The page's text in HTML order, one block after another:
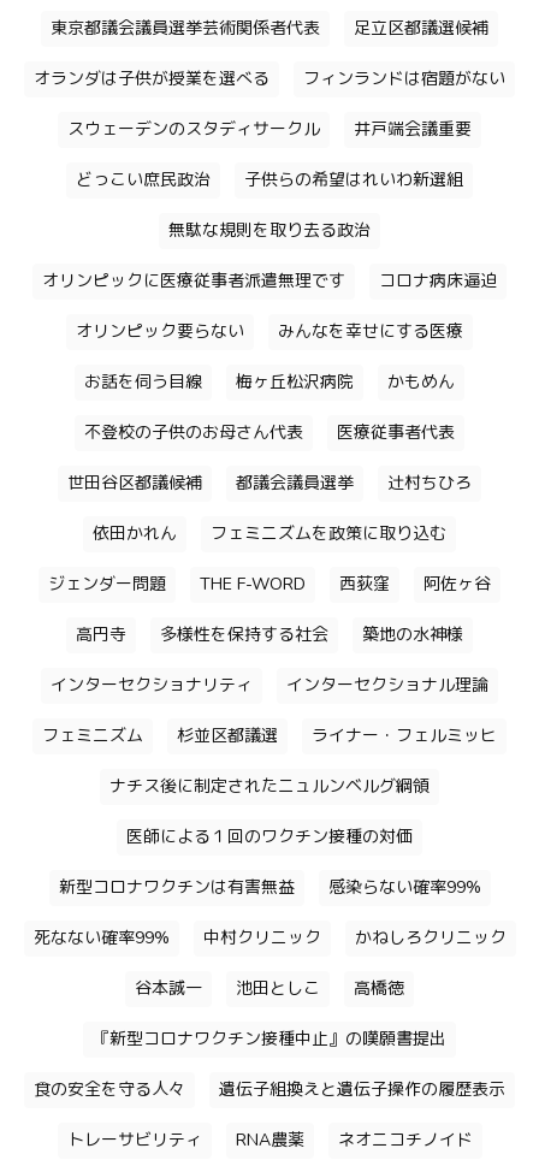
東京都議会議員選挙芸術関係者代表 足立区都議選候補
オランダは子供が授業を選べる フィンランドは宿題がない
スウェーデンのスタディサークル 井戸端会議重要
どっこい庶民政治 子供らの希望はれいわ新選組
無駄な規則を取り去る政治
オリンピックに医療従事者派遣無理です コロナ病床逼迫
オリンピック要らない みんなを幸せにする医療
お話を伺う目線 梅ヶ丘松沢病院 かもめん
不登校の子供のお母さん代表 医療従事者代表
世田谷区都議候補 都議会議員選挙 辻村ちひろ
依田かれん フェミニズムを政策に取り込む
ジェンダー問題 THE F-WORD 西荻窪 阿佐ヶ谷
高円寺 多様性を保持する社会 築地の水神様
インターセクショナリティ インターセクショナル理論
フェミニズム 杉並区都議選 ライナー・フェルミッヒ
ナチス後に制定されたニュルンベルグ綱領
医師による１回のワクチン接種の対価
新型コロナワクチンは有害無益 感染らない確率99%
死なない確率99% 中村クリニック かねしろクリニック
谷本誠一 池田としこ 高橋徳
『新型コロナワクチン接種中止』の嘆願書提出
食の安全を守る人々 遺伝子組換えと遺伝子操作の履歴表示
トレーサビリティ RNA農薬 ネオニコチノイド